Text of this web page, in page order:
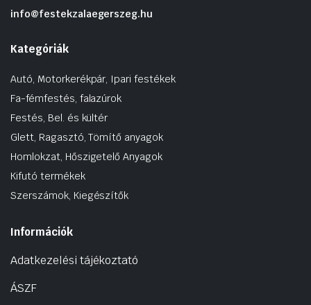
info@festekzalaegerszeg.hu
Kategóriák
Autó, Motorkerékpár, Ipari festékek
Fa-fémfestés, falazúrok
Festés, Bel. és kültér
Glett, Ragasztó, Tömítő anyagok
Homlokzat, Hőszigetelő Anyagok
Kifutó termékek
Szerszámok, Kiegészítők
Információk
Adatkezelési tájékoztató
ÁSZF